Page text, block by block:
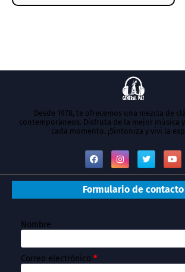
Desde 1978, te ofrecemos una mezcla de
contemporáneos. Disfruta de la mejor música
cada momento. ¡Sintoniza y vivi la
Formulario de contacto
Nombre
Correo electrónico *